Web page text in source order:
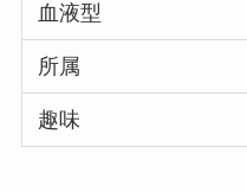
血液型
所属
趣味